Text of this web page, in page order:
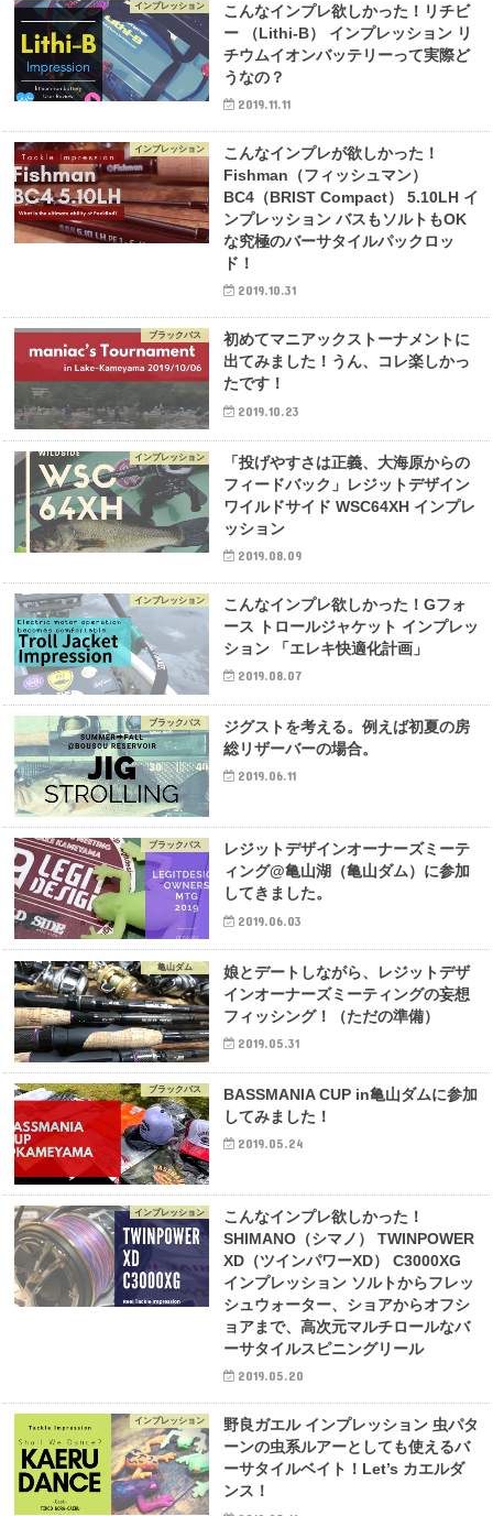
インプレッション
こんなインプレ欲しかった！リチビ
ー （Lithi-B） インプレッション リ
チウムイオンバッテリーって実際ど
うなの？
2019.11.11
インプレッション
こんなインプレが欲しかった！
Fishman（フィッシュマン）
BC4（BRIST Compact） 5.10LH イ
ンプレッション バスもソルトもOK
な究極のバーサタイルパックロッ
ド！
2019.10.31
ブラックバス
初めてマニアックストーナメントに
出てみました！うん、コレ楽しかっ
たです！
2019.10.23
インプレッション
「投げやすさは正義、大海原からの
フィードバック」レジットデザイン
ワイルドサイド WSC64XH インプレ
ッション
2019.08.09
インプレッション
こんなインプレ欲しかった！Gフォ
ース トロールジャケット インプレッ
ション 「エレキ快適化計画」
2019.08.07
ブラックバス
ジグストを考える。例えば初夏の房
総リザーバーの場合。
2019.06.11
ブラックバス
レジットデザインオーナーズミーテ
ィング@亀山湖（亀山ダム）に参加
してきました。
2019.06.03
亀山ダム
娘とデートしながら、レジットデザ
インオーナーズミーティングの妄想
フィッシング！（ただの準備）
2019.05.31
ブラックバス
BASSMANIA CUP in亀山ダムに参加
してみました！
2019.05.24
インプレッション
こんなインプレ欲しかった！
SHIMANO（シマノ） TWINPOWER
XD（ツインパワーXD） C3000XG
インプレッション ソルトからフレッ
シュウォーター、ショアからオフシ
ョアまで、高次元マルチロールなバ
ーサタイルスピニングリール
2019.05.20
インプレッション
野良ガエル インプレッション 虫パタ
ーンの虫系ルアーとしても使えるバ
ーサタイルベイト！Let’s カエルダ
ンス！